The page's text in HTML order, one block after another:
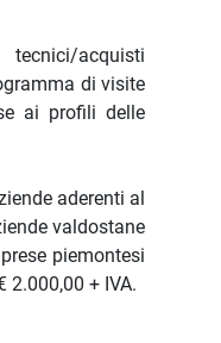
acquisti
di visite
ai profili delle
aderenti al
valdostane
piemontesi
2.000,00 + IVA.